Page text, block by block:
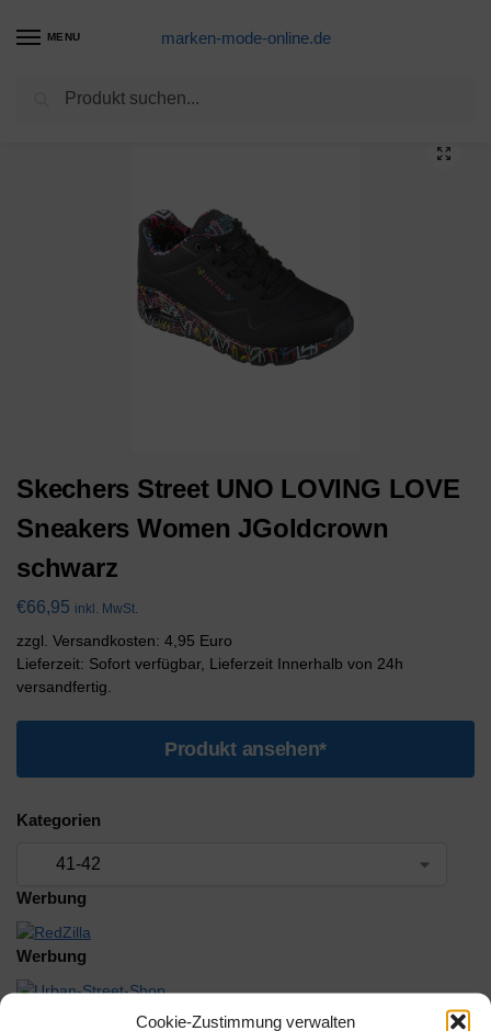
Cookie-Zustimmung verwalten
MENU marken-mode-online.de
Marke Skechers 41-42
Skechers Street UNO LOVING LOVE
Sneakers Women JGoldcrown
schwarz
€66,95 inkl. MwSt.
zzgl. Versandkosten: 4,95 Euro
Lieferzeit: Sofort verfügbar, Lieferzeit Innerhalb von 24h
versandfertig.
Produkt ansehen*
Kategorien
Werbung
Werbung